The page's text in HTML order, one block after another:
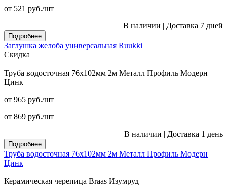
от 521 руб./шт
В наличии | Доставка 7 дней
Подробнее
Заглушка желоба универсальная Ruukki
Скидка
Труба водосточная 76x102мм 2м Металл Профиль Модерн
Цинк
от 965 руб./шт
от 869 руб./шт
В наличии | Доставка 1 день
Подробнее
Труба водосточная 76x102мм 2м Металл Профиль Модерн
Цинк
Керамическая черепица Braas Изумруд